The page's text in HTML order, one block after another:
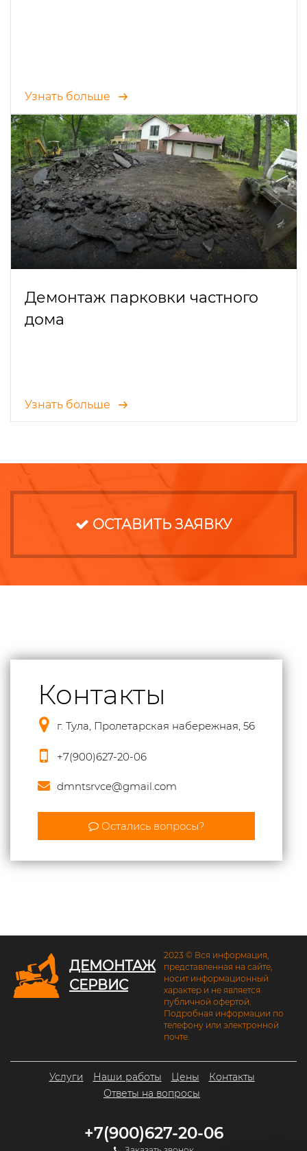
Узнать больше
Демонтаж парковки частного
дома
Узнать больше
ОСТАВИТЬ ЗАЯВКУ
Контакты
г. Тула, Пролетарская набережная, 56
+7(900)627-20-06
dmntsrvce@gmail.com
Остались вопросы?
ДЕМОНТАЖ
СЕРВИС
2023 © Вся информация,
представленная на сайте,
носит информационный
характер и не является
публичной офертой.
Подробная информации по
телефону или электронной
почте.
Услуги Наши работы Цены
Контакты
Ответы на вопросы
+7(900)627-20-06